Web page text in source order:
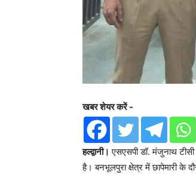
खबर शेयर करें -
हल्द्वानी। एसएसपी डॉ. मंजुनाथ
है। बनभूलपुरा क्षेत्र में छापेमारी के